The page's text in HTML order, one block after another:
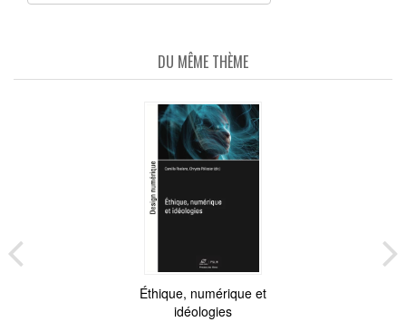
DU MÊME THÈME
Éthique, numérique et
idéologies